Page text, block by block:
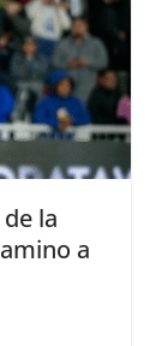
la
a